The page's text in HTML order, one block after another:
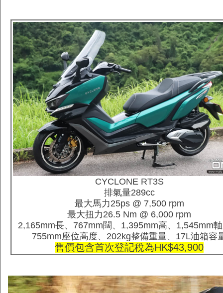
CYCLONE RT3S
排氣量289cc
最大馬力25ps @ 7,500 rpm
最大扭力26.5 Nm @ 6,000 rpm
2,165mm長、767mm闊、1,395mm高、1,545mm
755mm座位高度、202kg整備重量、17L油箱容
售價包含首次登記稅為HK$43,900